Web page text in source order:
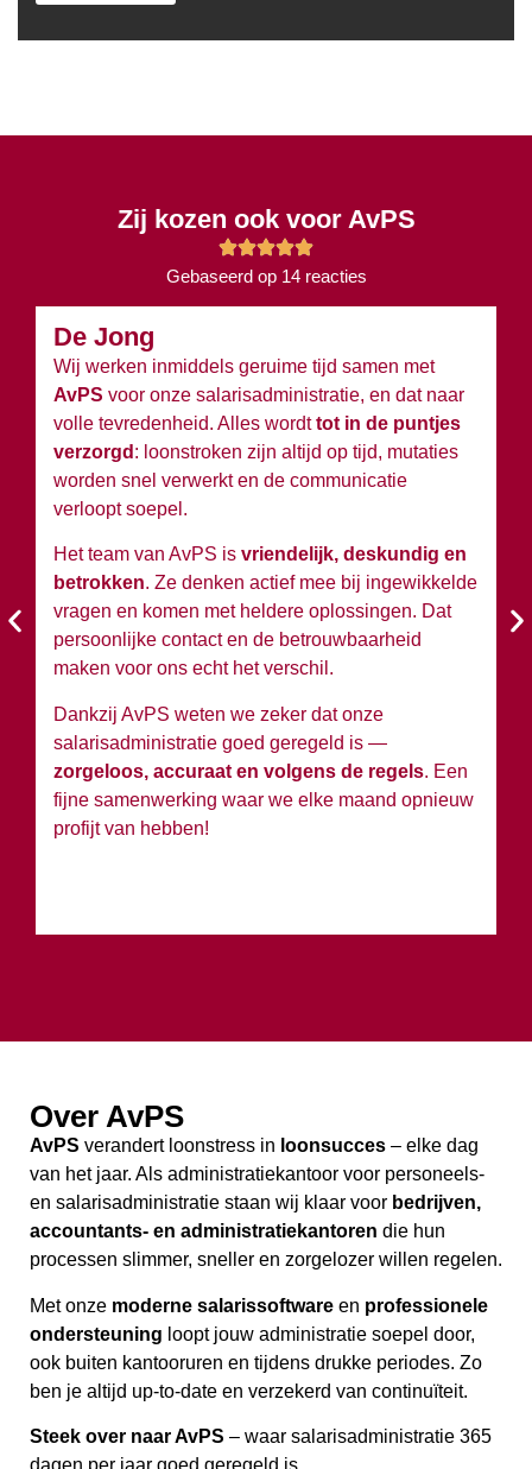
Zij kozen ook voor AvPS
Gebaseerd op 14 reacties
De Jong
Wij werken inmiddels geruime tijd samen met
AvPS voor onze salarisadministratie, en dat naar
volle tevredenheid. Alles wordttot in de puntjes
verzorgd : loonstroken zijn altijd op tijd, mutaties
worden snel verwerkt en de communicatie
verloopt soepel.
Het team van AvPS is vriendelijk, deskundig en
betrokken. Ze denken actief mee bij ingewikkelde
vragen en komen met heldere oplossingen. Dat
persoonlijke contact en de betrouwbaarheid
maken voor ons echt het verschil.
Dankzij AvPS weten we zeker dat onze
salarisadministratie goed geregeld is —
zorgeloos, accuraat en volgens de regels. Een
fijne samenwerking waar we elke maand opnieuw
profijt van hebben!
Over AvPS
AvPS verandert loonstress in loonsucces – elke dag
van het jaar. Als administratiekantoor voor personeels-
en salarisadministratie staan wij klaar voor bedrijven,
accountants- en administratiekantoren die hun
processen slimmer, sneller en zorgelozer willen regelen.
Met onze moderne salarissoftware en professionele
ondersteuning loopt jouw administratie soepel door,
ook buiten kantooruren en tijdens drukke periodes. Zo
ben je altijd up-to-date en verzekerd van continuïteit.
Steek over naar AvPS – waar salarisadministratie 365
dagen per jaar goed geregeld is.